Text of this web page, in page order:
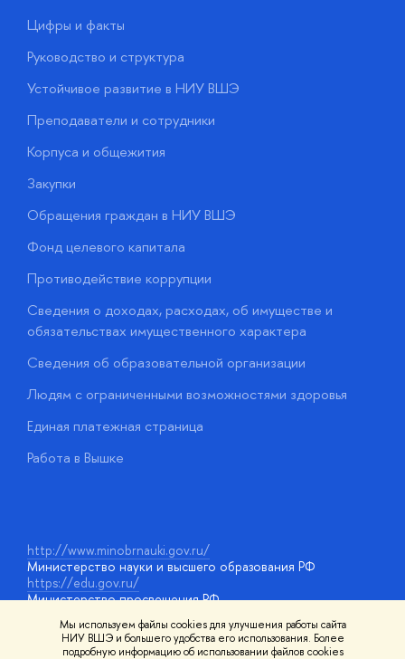
Мы используем файлы cookies для улучшения работы сайта
НИУ ВШЭ и большего удобства его использования. Более
подробную информацию об использовании файлов cookies
Цифры и факты
Руководство и структура
Устойчивое развитие в НИУ ВШЭ
Преподаватели и сотрудники
Корпуса и общежития
Закупки
Обращения граждан в НИУ ВШЭ
Фонд целевого капитала
Противодействие коррупции
Сведения о доходах, расходах, об имуществе и
обязательствах имущественного характера
Сведения об образовательной организации
Людям с ограниченными возможностями здоровья
Единая платежная страница
Работа в Вышке
http://www.minobrnauki.gov.ru/
Министерство науки и высшего образования РФ
https://edu.gov.ru/
Министерство просвещения РФ
https://elearning.hse.ru/mooc
Массовые открытые онлайн-курсы